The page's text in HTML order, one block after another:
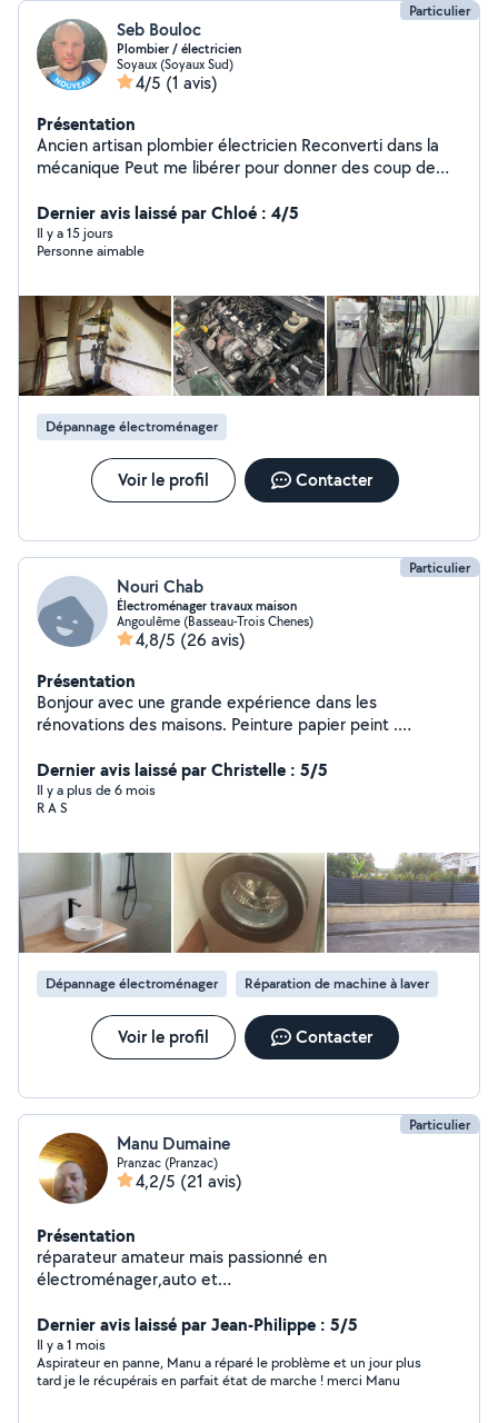
Particulier
Seb Bouloc
Plombier / électricien
Soyaux (Soyaux Sud)
4/5 (1 avis)
Présentation
Ancien artisan plombier électricien Reconverti dans la
mécanique Peut me libérer pour donner des coup de
Dernier avis laissé par Chloé : 4/5
Il y a 15 jours
Personne aimable
Dépannage électroménager
Voir le profil Contacter
Particulier
Nouri Chab
Électroménager travaux maison
Angoulême (Basseau-Trois Chenes)
4,8/5 (26 avis)
Présentation
Bonjour avec une grande expérience dans les
rénovations des maisons. Peinture papier peint .
technicien en électroménager. Frigo lave vaisselle lave
linges ...ect .
Dernier avis laissé par Christelle : 5/5
Il y a plus de 6 mois
R A S
Dépannage électroménager Réparation de machine à laver
Voir le profil Contacter
Particulier
Manu Dumaine
Pranzac (Pranzac)
4,2/5 (21 avis)
Présentation
réparateur amateur mais passionné en
électroménager,auto et
appel a moi merci
Dernier avis laissé par Jean-Philippe : 5/5
Il y a 1 mois
Aspirateur en panne, Manu a réparé le problème et un jour plus
tard je le récupérais en parfait état de marche ! merci Manu